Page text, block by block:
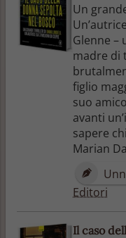
Un
Glenne –
madre di
figlio
suo
avanti
sapere
Marian
Editori
Il caso